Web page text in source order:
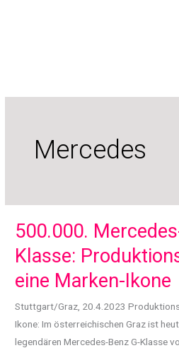
Mercedes
500.000.
Klasse:
eine Marken-Ikone
Stuttgart/Graz, 20.4.2023
Ikone: Im österreichischen Graz ist
legendären Mercedes-Benz G-Klasse